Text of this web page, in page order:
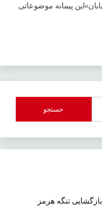
پیمانه موضوعاتی
تنگه هرمز